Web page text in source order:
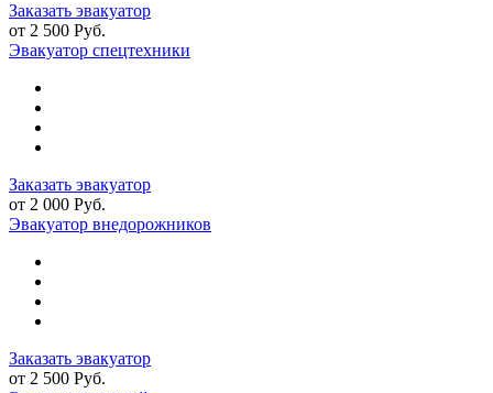
Заказать эвакуатор
от 2 500 Руб.
Эвакуатор спецтехники
Заказать эвакуатор
от 2 000 Руб.
Эвакуатор внедорожников
Заказать эвакуатор
от 2 500 Руб.